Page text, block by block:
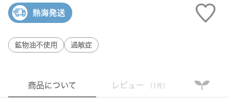
熱海発送
鉱物油不使用 過敏症
商品について レビュー （1件）